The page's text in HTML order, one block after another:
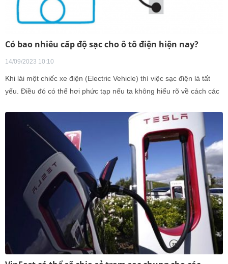
Có bao nhiêu cấp độ sạc cho ô tô điện hiện nay?
14/09/2023 10:10
Khi lái một chiếc xe điện (Electric Vehicle) thì việc sạc điện là tất
yếu. Điều đó có thể hơi phức tạp nếu ta không hiểu rõ về cách các
đây là những điều cần biết về các cấp độ sạc cho ô tô điện hiện